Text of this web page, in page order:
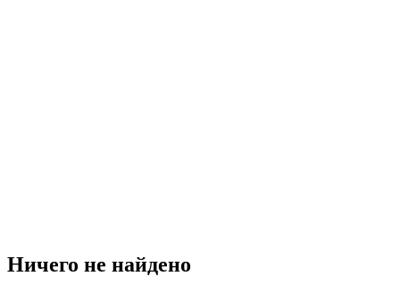
Ничего не найдено